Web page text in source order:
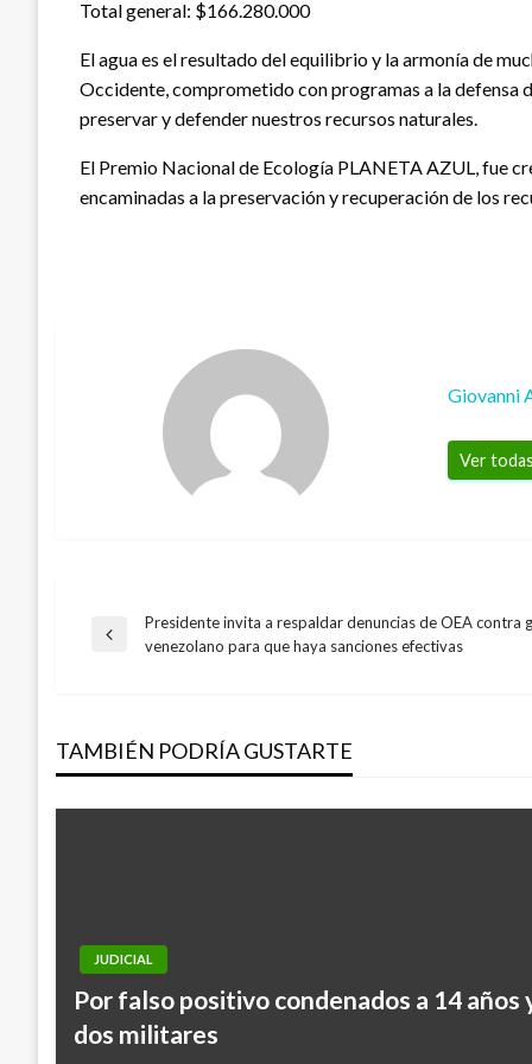
Total general: $166.280.000
El agua es el resultado del equilibrio y la armonía de
Occidente, comprometido con programas a la defensa
preservar y defender nuestros recursos naturales.
El Premio Nacional de Ecología PLANETA AZUL, fue
encaminadas a la preservación y recuperación de los
Giovanni
Ver
Navegación
entradas
Entrada
Presidente invita a respaldar denuncias de OEA contra
venezolano para que haya sanciones efectivas
TAMBIÉN PODRÍA GUSTARTE
JUDICIAL
Por falso positivo condenados a 14 años
dos militares